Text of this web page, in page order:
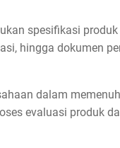
spesifikasi
hingga dokumen
dalam
evaluasi produk